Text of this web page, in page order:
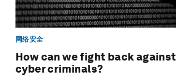
网络安全
How can we fight back against
cyber criminals?